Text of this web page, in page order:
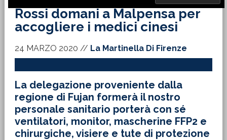
Rossi domani a Malpensa per
accogliere i medici cinesi
24 MARZO 2020 // La Martinella Di Firenze
La delegazione proveniente dalla
regione di Fujan formerà il nostro
personale sanitario porterà con sé
ventilatori, monitor, mascherine FFP2 e
chirurgiche, visiere e tute di protezione